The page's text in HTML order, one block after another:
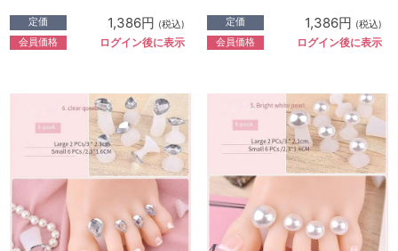
定価 1,386円 (税込)
会員価格 ログイン後に表示
定価 1,386円 (税込)
会員価格 ログイン後に表示